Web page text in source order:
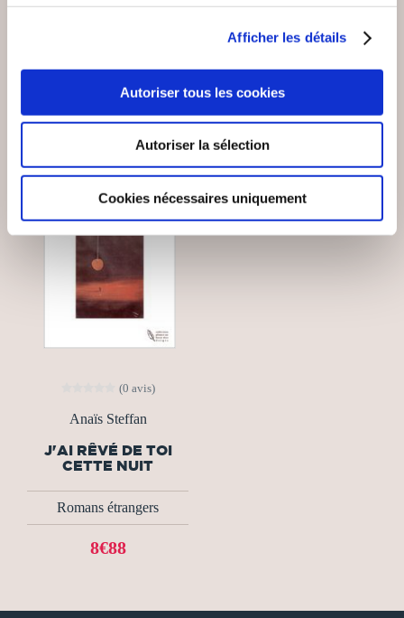
Afficher les détails
Autoriser tous les cookies
Autoriser la sélection
Cookies nécessaires uniquement
(0 avis)
Anaïs Steffan
J'AI RÊVÉ DE TOI
CETTE NUIT
Romans étrangers
8€88